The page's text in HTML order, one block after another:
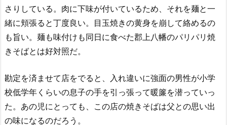
さりしている。肉に下味が付いているため、それを麺と一
緒に頬張ると丁度良い。目玉焼きの黄身を崩して絡めるの
も旨い。麺も味付けも同日に食べた郡上八幡のパリパリ焼
きそばとは好対照だ。
勘定を済ませて店をでると、入れ違いに強面の男性が小学
校低学年くらいの息子の手を引っ張って暖簾を潜っていっ
た。あの児にとっても、この店の焼きそばは父との思い出
の味になるのだろう。